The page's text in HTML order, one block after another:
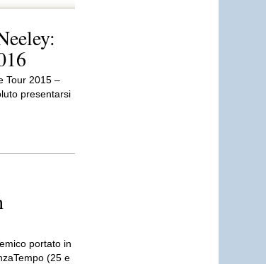
Tour 2015 –
presentarsi
portato in
(25 e